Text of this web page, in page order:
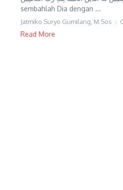
sembahlah Dia dengan ...
Jatmiko Suryo Gumilang, M.Sos
Read More